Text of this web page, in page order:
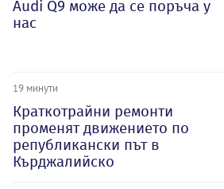
Audi Q9 може да се поръча у
нас
19 минути
Краткотрайни ремонти
променят движението по
републикански път в
Кърджалийско